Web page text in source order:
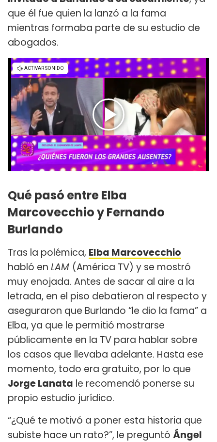
que él fue quien la lanzó a la fama
mientras formaba parte de su estudio de
abogados.
Qué pasó entre Elba
Marcovecchio y Fernando
Burlando
Tras la polémica, Elba Marcovecchio
habló en LAM (América TV) y se mostró
muy enojada. Antes de sacar al aire a la
letrada, en el piso debatieron al respecto y
aseguraron que Burlando “le dio la fama” a
Elba, ya que le permitió mostrarse
públicamente en la TV para hablar sobre
los casos que llevaba adelante. Hasta ese
momento, todo era gratuito, por lo que
Jorge Lanata le recomendó ponerse su
propio estudio jurídico.
“¿Qué te motivó a poner esta historia que
subiste hace un rato?”, le preguntó Ángel